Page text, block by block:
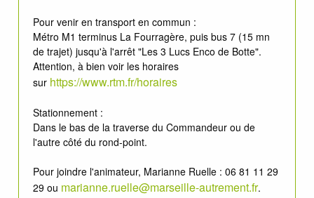
Pour venir en transport en commun :
Métro M1 terminus La Fourragère, puis bus 7 (15 mn
de trajet) jusqu'à l'arrêt "Les 3 Lucs Enco de Botte".
Attention, à bien voir les horaires
sur https://www.rtm.fr/horaires
Stationnement :
Dans le bas de la traverse du Commandeur ou de
l'autre côté du rond-point.
Pour joindre l'animateur, Marianne Ruelle : 06 81 11 29
29 ou marianne.ruelle@marseille-autrement.fr.